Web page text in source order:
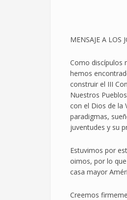
MENSAJE A LOS
Como discípulos
hemos
construir el III
Nuestros
con el Dios de la
paradigmas,
juventudes y su
Estuvimos por
oimos, por lo
casa mayor
Creemos